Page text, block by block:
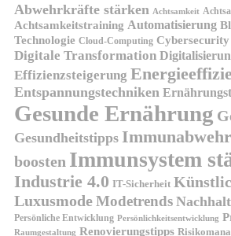
Abwehrkräfte stärken Achtsamkeit
Achtsamkeitstraining Automatisierung
Technologie Cloud-Computing Cybersecurity
Digitale Transformation
Effizienzsteigerung
Entspannungstechniken
Gesunde Ernährung
Gesundheitstipps Immunabwehr
boosten Immunsystem
Industrie 4.0 IT-Sicherheit
LuxusmodeModetrends
Persönliche Entwicklung Persönlichkeitsentwicklung
Raumgestaltung Renovierungstipps